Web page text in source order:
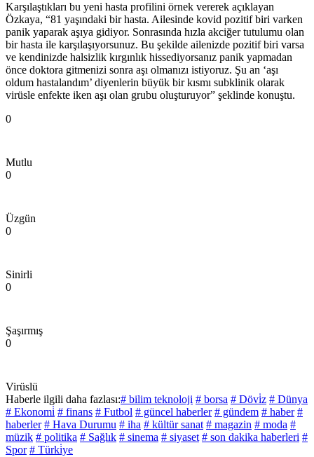
Karşılaştıkları bu yeni hasta profilini örnek vererek açıklayan
Özkaya, “81 yaşındaki bir hasta. Ailesinde kovid pozitif biri varken
panik yaparak aşıya gidiyor. Sonrasında hızla akciğer tutulumu olan
bir hasta ile karşılaşıyorsunuz. Bu şekilde ailenizde pozitif biri varsa
ve kendinizde halsizlik kırgınlık hissediyorsanız panik yapmadan
önce doktora gitmenizi sonra aşı olmanızı istiyoruz. Şu an ‘aşı
oldum hastalandım’ diyenlerin büyük bir kısmı subklinik olarak
virüsle enfekte iken aşı olan grubu oluşturuyor” şeklinde konuştu.
0
Mutlu
0
Üzgün
0
Sinirli
0
Şaşırmış
0
Virüslü
Haberle ilgili daha fazlası:# bilim teknoloji # borsa # Dövi̇z # Dünya
# Ekonomi̇ # finans # Futbol # güncel haberler # gündem # haber #
haberler # Hava Durumu # iha # kültür sanat # magazin # moda #
müzik # politika # Sağlık # sinema # siyaset # son dakika haberleri #
Spor # Türki̇ye